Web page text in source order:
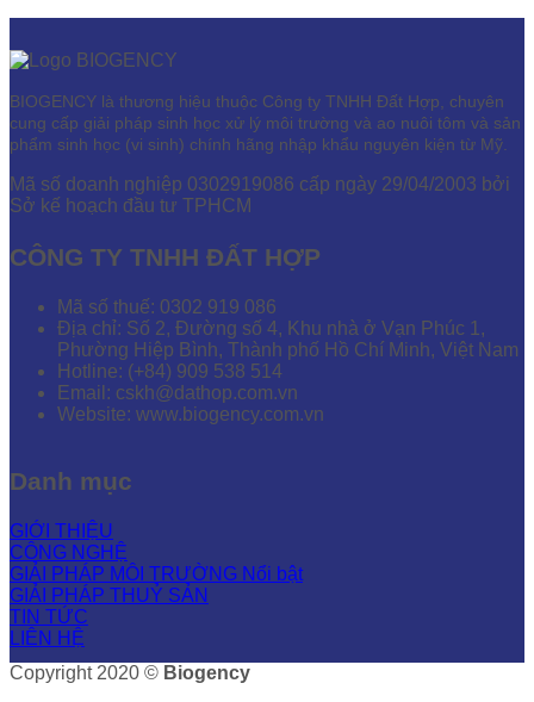
BIOGENCY là thương hiệu thuộc Công ty TNHH Đất Hợp, chuyên
cung cấp giải pháp sinh học xử lý môi trường và ao nuôi tôm và sản
phẩm sinh học (vi sinh) chính hãng nhập khẩu nguyên kiện từ Mỹ.
Mã số doanh nghiệp 0302919086 cấp ngày 29/04/2003 bởi
Sở kế hoạch đầu tư TPHCM
CÔNG TY TNHH ĐẤT HỢP
Mã số thuế: 0302 919 086
Địa chỉ: Số 2, Đường số 4, Khu nhà ở Vạn Phúc 1,
Phường Hiệp Bình, Thành phố Hồ Chí Minh, Việt Nam
Hotline: (+84) 909 538 514
Email: cskh@dathop.com.vn
Website: www.biogency.com.vn
Danh mục
GIỚI THIỆU
CÔNG NGHỆ
GIẢI PHÁP MÔI TRƯỜNG
GIẢI PHÁP THUỶ SẢN
TIN TỨC
LIÊN HỆ
Copyright 2020 © Biogency